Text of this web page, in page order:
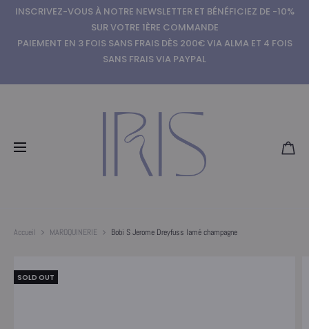
INSCRIVEZ-VOUS À NOTRE NEWSLETTER ET BÉNÉFICIEZ DE -10%
SUR VOTRE 1ÈRE COMMANDE
PAIEMENT EN 3 FOIS SANS FRAIS DÈS 200€ VIA ALMA ET 4 FOIS
SANS FRAIS VIA PAYPAL
Accueil MAROQUINERIE Bobi S Jerome Dreyfuss lamé champagne
SOLD OUT